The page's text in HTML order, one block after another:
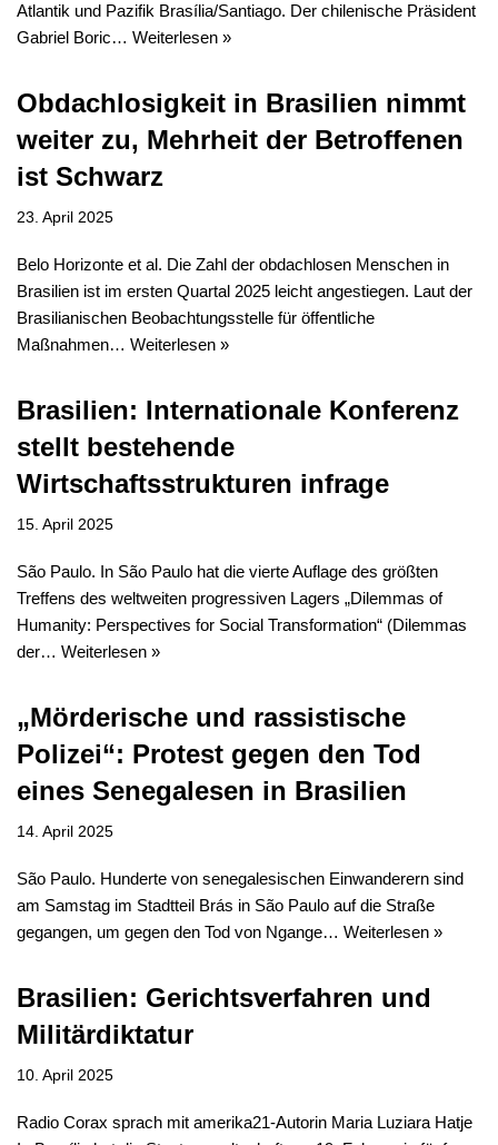
Atlantik und Pazifik Brasília/Santiago. Der chilenische Präsident
Gabriel Boric… Weiterlesen »
Obdachlosigkeit in Brasilien nimmt
weiter zu, Mehrheit der Betroffenen
ist Schwarz
23. April 2025
Belo Horizonte et al. Die Zahl der obdachlosen Menschen in
Brasilien ist im ersten Quartal 2025 leicht angestiegen. Laut der
Brasilianischen Beobachtungsstelle für öffentliche
Maßnahmen… Weiterlesen »
Brasilien: Internationale Konferenz
stellt bestehende
Wirtschaftsstrukturen infrage
15. April 2025
São Paulo. In São Paulo hat die vierte Auflage des größten
Treffens des weltweiten progressiven Lagers „Dilemmas of
Humanity: Perspectives for Social Transformation“ (Dilemmas
der… Weiterlesen »
„Mörderische und rassistische
Polizei“: Protest gegen den Tod
eines Senegalesen in Brasilien
14. April 2025
São Paulo. Hunderte von senegalesischen Einwanderern sind
am Samstag im Stadtteil Brás in São Paulo auf die Straße
gegangen, um gegen den Tod von Ngange… Weiterlesen »
Brasilien: Gerichtsverfahren und
Militärdiktatur
10. April 2025
Radio Corax sprach mit amerika21-Autorin Maria Luziara Hatje